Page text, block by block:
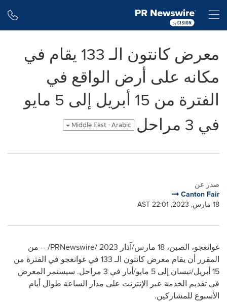
معرض كانتون الـ 133 يقام في
مكانه على أرض الواقع في
الفترة من 15 أبريل إلى 5 مايو
في 3 مراحل
Middle East - Arabic
صدر عن
Canton Fair
18 مارس, 2023, 22:01 AST
غوانغجو، الصين، 18 مارس/آذار 2023 / PRNewswire/ -- من
المقرر أن يقام معرض كانتون الـ 133 في غوانغجو في الفترة من
15 أبريل/نيسان إلى 5 مايو/أيار في 3 مراحل. سيستمر المعرض
في تقديم الخدمة عبر الإنترنت على مدار الساعة طوال أيام
الأسبوع للمشاركين.